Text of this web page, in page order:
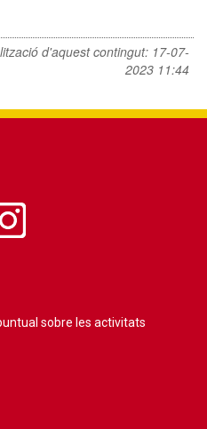
d'aquest contingut: 17-07-
2023 11:44
sobre les activitats